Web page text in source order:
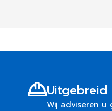
Uitgebreid
Wij adviseren u